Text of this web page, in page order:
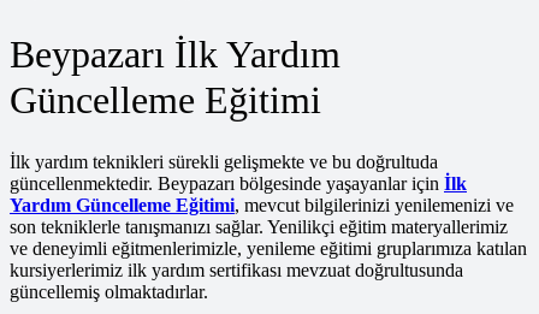
Beypazarı İlk Yardım
Güncelleme Eğitimi
İlk yardım teknikleri sürekli gelişmekte ve bu doğrultuda
güncellenmektedir. Beypazarı bölgesinde yaşayanlar için İlk
Yardım Güncelleme Eğitimi, mevcut bilgilerinizi yenilemenizi ve
son tekniklerle tanışmanızı sağlar. Yenilikçi eğitim materyallerimiz
ve deneyimli eğitmenlerimizle, yenileme eğitimi gruplarımıza katılan
kursiyerlerimiz ilk yardım sertifikası mevzuat doğrultusunda
güncellemiş olmaktadırlar.